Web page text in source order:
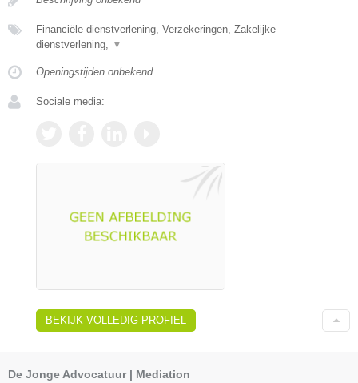
Financiële dienstverlening, Verzekeringen, Zakelijke
dienstverlening, ▼
Openingstijden onbekend
Sociale media:
BEKIJK VOLLEDIG PROFIEL
De Jonge Advocatuur | Mediation